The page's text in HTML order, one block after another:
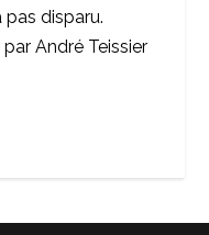
pas disparu.
André Teissier